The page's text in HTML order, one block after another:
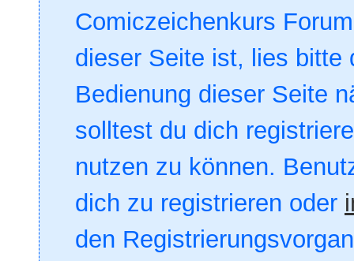
Comiczeichenkurs
dieser Seite ist, lies bitte
Bedienung dieser Seite
solltest du dich
nutzen zu können.
dich zu registrieren oder
den